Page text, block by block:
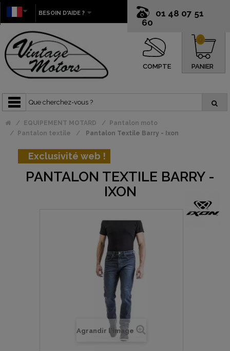
01 48 07 51
60
BESOIN D'AIDE ?
COMPTE PANIER
0
EQUIPEMENT MOTARD
Pantalon moto
Pantalon textile
Pantalon Textile Barry - Ixon
Exclusivité web !
PANTALON TEXTILE BARRY -
IXON
Agrandir l'image